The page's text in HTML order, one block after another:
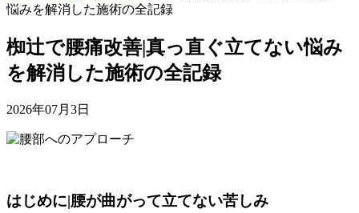
悩みを解消した施術の全記録
椥辻で腰痛改善|真っ直ぐ立てない悩み
を解消した施術の全記録
2026年07月3日
はじめに|腰が曲がって立てない苦しみ